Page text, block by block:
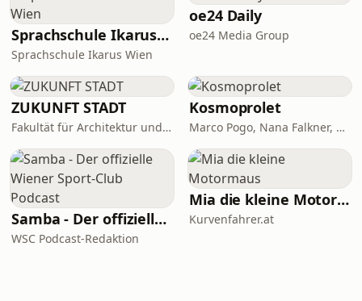
Sprachschule Ikarus Wien
Sprachschule Ikarus Wien
oe24 Daily
oe24 Media Group
ZUKUNFT STADT
Fakultät für Architektur und Raumplanung, TU Wien
Kosmoprolet
Marco Pogo, Nana Falkner, Andi Widmann
Samba - Der offizielle Wiener Sport-Club Podcast
WSC Podcast-Redaktion
Mia die kleine Motormaus
Kurvenfahrer.at